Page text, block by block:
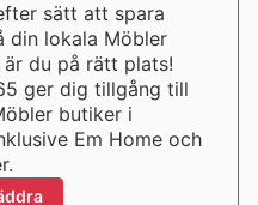
sätt att spara
din lokala Möbler
är du på rätt plats!
ger dig tillgång till
butiker i
Em Home och